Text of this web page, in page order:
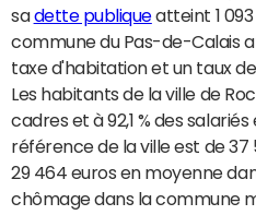
sadette publiqueatteint 1
commune du Pas-de-Calais
taxe d'habitation et un taux
Les habitants de la ville de
cadres et à 92,1 % des
référence de la ville est de
29 464 euros en moyenne
chômage dans la commune